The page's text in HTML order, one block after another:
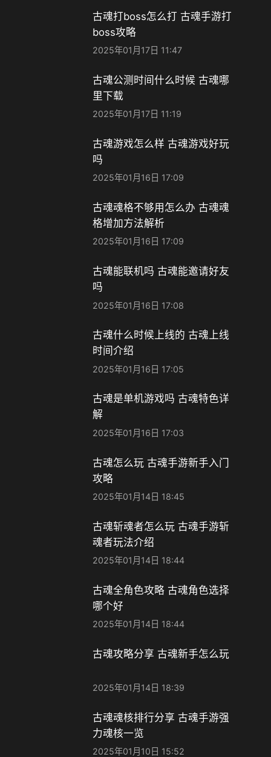
古魂打boss怎么打 古魂手游打
boss攻略
2025年01月17日 11:47
古魂公测时间什么时候 古魂哪
里下载
2025年01月17日 11:19
古魂游戏怎么样 古魂游戏好玩
吗
2025年01月16日 17:09
古魂魂格不够用怎么办 古魂魂
格增加方法解析
2025年01月16日 17:09
古魂能联机吗 古魂能邀请好友
吗
2025年01月16日 17:08
古魂什么时候上线的 古魂上线
时间介绍
2025年01月16日 17:05
古魂是单机游戏吗 古魂特色详
解
2025年01月16日 17:03
古魂怎么玩 古魂手游新手入门
攻略
2025年01月14日 18:45
古魂斩魂者怎么玩 古魂手游斩
魂者玩法介绍
2025年01月14日 18:44
古魂全角色攻略 古魂角色选择
哪个好
2025年01月14日 18:44
古魂攻略分享 古魂新手怎么玩
2025年01月14日 18:39
古魂魂核排行分享 古魂手游强
力魂核一览
2025年01月10日 15:52